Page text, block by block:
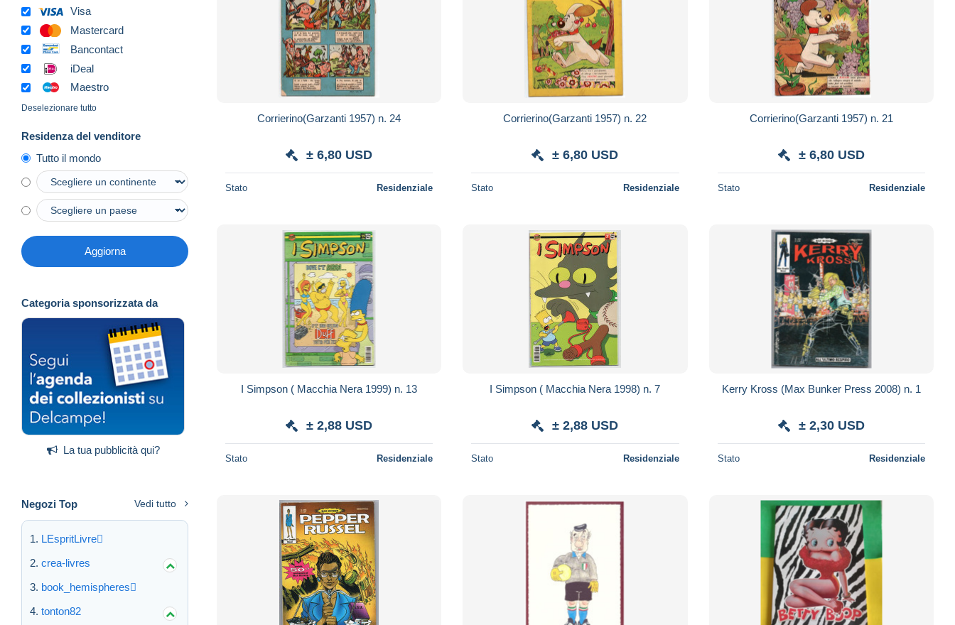
Visa
Mastercard
Bancontact
iDeal
Maestro
Deselezionare tutto
Residenza del venditore
Tutto il mondo
Aggiorna
Categoria sponsorizzata da
La tua pubblicità qui?
Negozi Top Vedi tutto
LEspritLivre
crea-livres
book_hemispheres
tonton82
Corrierino(Garzanti 1957) n. 24
± 6,80 USD
Stato Residenziale
Corrierino(Garzanti 1957) n. 22
± 6,80 USD
Stato Residenziale
Corrierino(Garzanti 1957) n. 21
± 6,80 USD
Stato Residenziale
I Simpson ( Macchia Nera 1999) n. 13
± 2,88 USD
Stato Residenziale
I Simpson ( Macchia Nera 1998) n. 7
± 2,88 USD
Stato Residenziale
Kerry Kross (Max Bunker Press 2008) n. 1
± 2,30 USD
Stato Residenziale